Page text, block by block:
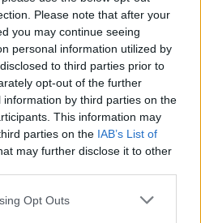
Please note that after your
you may continue seeing
personal information utilized by
to third parties prior to
opt-out of the further
by third parties on the
This information may
parties on the IAB’s List of
may further disclose it to other
Opt Outs
τρόποι να
σας slip